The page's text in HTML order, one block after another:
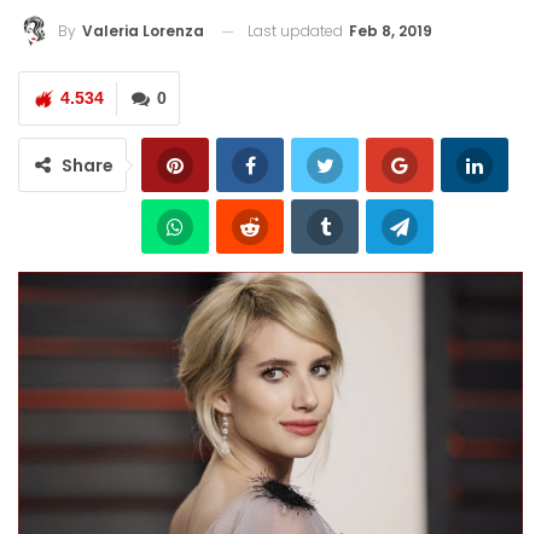
By Valeria Lorenza Last updated Feb 8, 2019
0
4.534
Share